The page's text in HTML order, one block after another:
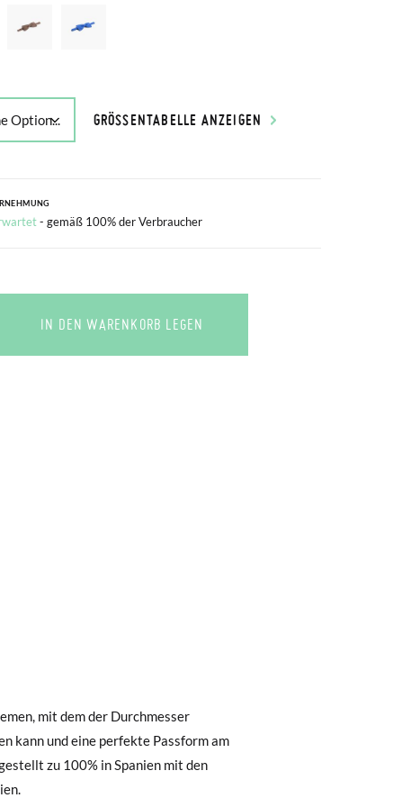
GRÖSSENTABELLE ANZEIGEN
- gemäß 100% der Verbraucher
IN DEN WARENKORB LEGEN
der Standardversand 4,95 €; die
vor 15:00 Uhr aufgegeben